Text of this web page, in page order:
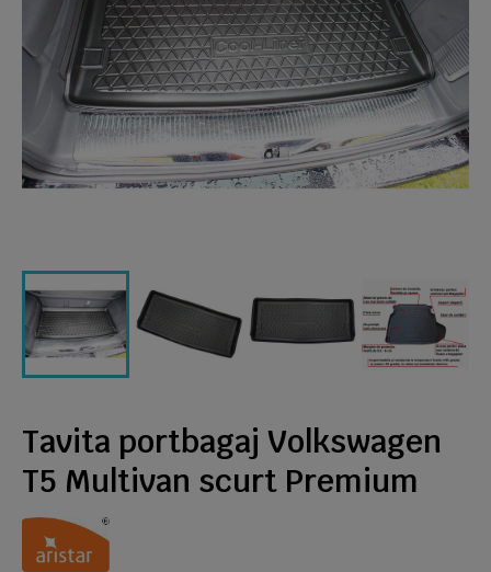
Tavita portbagaj Volkswagen
T5 Multivan scurt Premium